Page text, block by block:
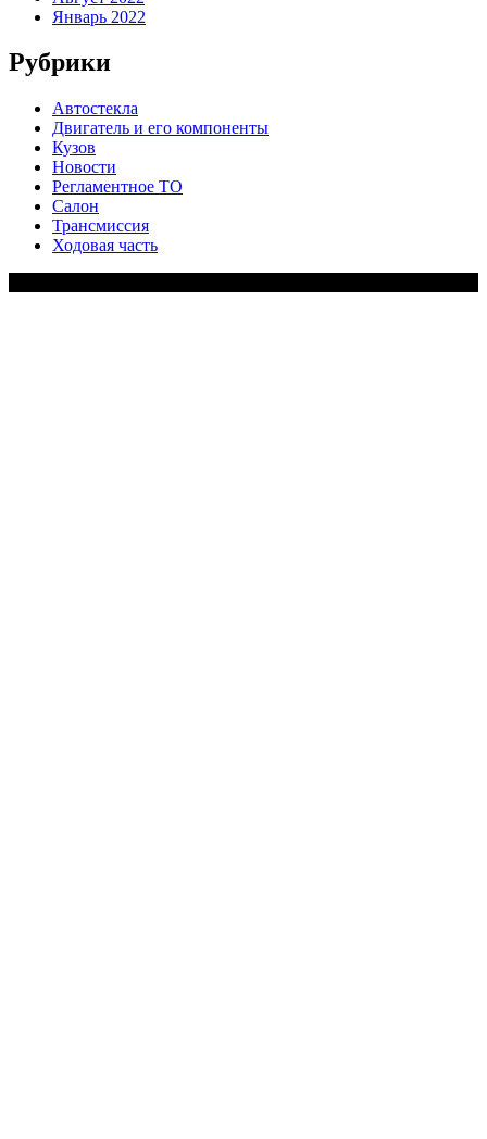
Январь 2022
Рубрики
Автостекла
Двигатель и его компоненты
Кузов
Новости
Регламентное ТО
Салон
Трансмиссия
Ходовая часть